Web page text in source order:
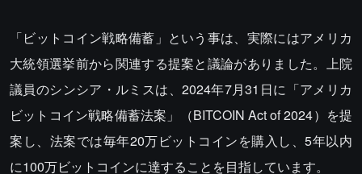
「ビットコイン戦略備蓄」という事は、実際にはアメリカ
大統領選挙前から関連する提案と議論がありました。上院
議員のシンシア・ルミスは、2024年7月31日に「アメリカ
ビットコイン戦略備蓄法案」（BITCOIN Act of 2024）を提
案し、法案では毎年20万ビットコインを購入し、5年以内
に100万ビットコインに達することを目指しています。